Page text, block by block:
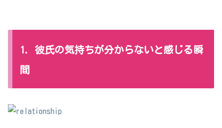
1. 彼氏の気持ちが分からないと感じる瞬
間